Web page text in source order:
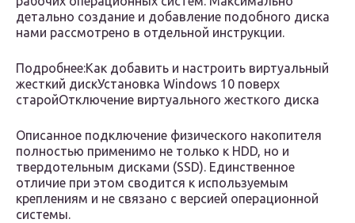
детально создание и добавление подобного диска
нами рассмотрено в отдельной инструкции.
Подробнее:Как добавить и настроить виртуальный
жесткий дискУстановка Windows 10 поверх
старойОтключение виртуального жесткого диска
Описанное подключение физического накопителя
полностью применимо не только к HDD, но и
твердотельным дисками (SSD). Единственное
отличие при этом сводится к используемым
креплениям и не связано с версией операционной
системы.